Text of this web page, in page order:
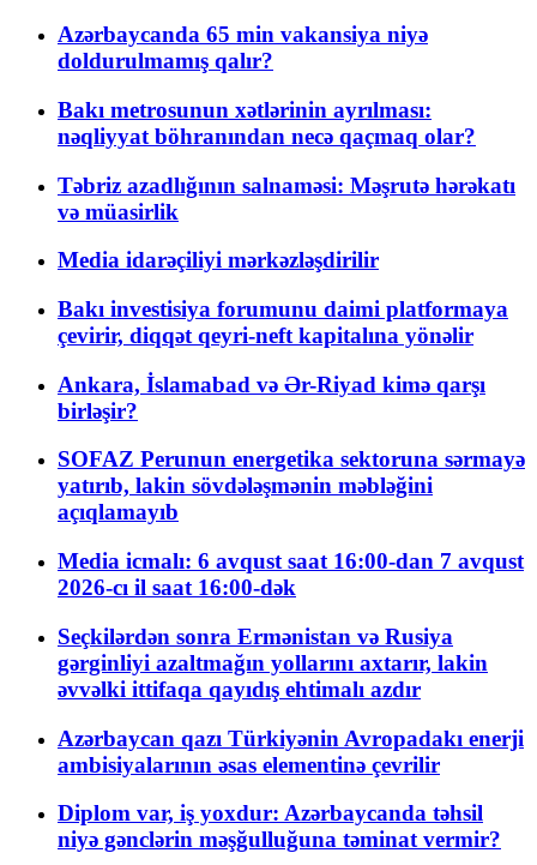
Azərbaycanda 65 min vakansiya niyə
doldurulmamış qalır?
Bakı metrosunun xətlərinin ayrılması:
nəqliyyat böhranından necə qaçmaq olar?
Təbriz azadlığının salnaməsi: Məşrutə hərəkatı
və müasirlik
Media idarəçiliyi mərkəzləşdirilir
Bakı investisiya forumunu daimi platformaya
çevirir, diqqət qeyri-neft kapitalına yönəlir
Ankara, İslamabad və Ər-Riyad kimə qarşı
birləşir?
SOFAZ Perunun energetika sektoruna sərmayə
yatırıb, lakin sövdələşmənin məbləğini
açıqlamayıb
Media icmalı: 6 avqust saat 16:00-dan 7 avqust
2026-cı il saat 16:00-dək
Seçkilərdən sonra Ermənistan və Rusiya
gərginliyi azaltmağın yollarını axtarır, lakin
əvvəlki ittifaqa qayıdış ehtimalı azdır
Azərbaycan qazı Türkiyənin Avropadakı enerji
ambisiyalarının əsas elementinə çevrilir
Diplom var, iş yoxdur: Azərbaycanda təhsil
niyə gənclərin məşğulluğuna təminat vermir?